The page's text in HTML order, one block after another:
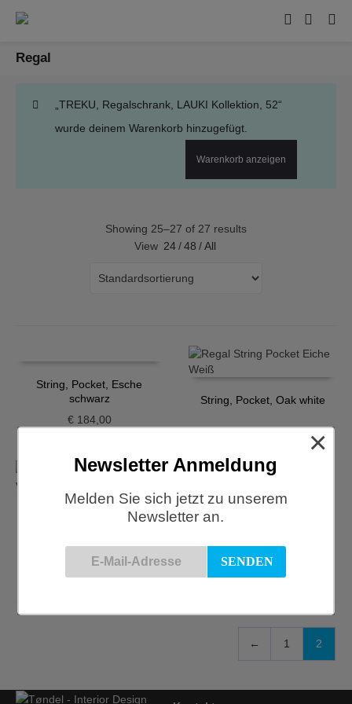
Regal
„TREKU, Regalschrank, LAUKI Kollektion, 52“
wurde deinem Warenkorb hinzugefügt.
Warenkorb anzeigen
Showing 25–27 of 27 results
View 24 / 48 / All
String, Pocket, Esche
schwarz
€184,00
String, Pocket, Oak white
TREKU, Regalschrank,
€4.880,00
← 1 2
Newsletter Anmeldung
Melden Sie sich jetzt zu unserem
Newsletter an.
×